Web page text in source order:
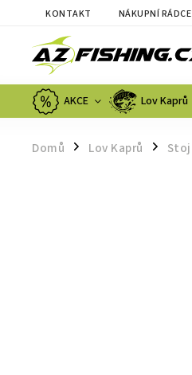
KONTAKT NÁKUPNÍ RÁDCE
AKCE Lov Kaprů
Domů / Lov Kaprů /